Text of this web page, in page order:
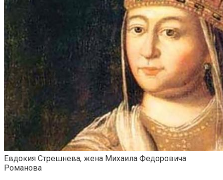
Евдокия Стрешнева, жена Михаила Федоровича
Романова